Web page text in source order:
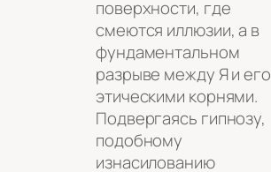
поверхности, где
смеются иллюзии, а в
фундаментальном
разрыве между Я и его
этическими корнями.
Подвергаясь гипнозу,
подобному
изнасилованию